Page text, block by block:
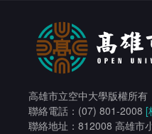
高雄市立空中大學版權所有
聯絡電話：(07) 801-2008 [
聯絡地址：812008 高雄市